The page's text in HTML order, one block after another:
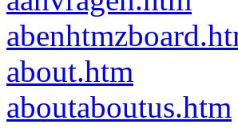
about.htm
aboutaboutus.htm